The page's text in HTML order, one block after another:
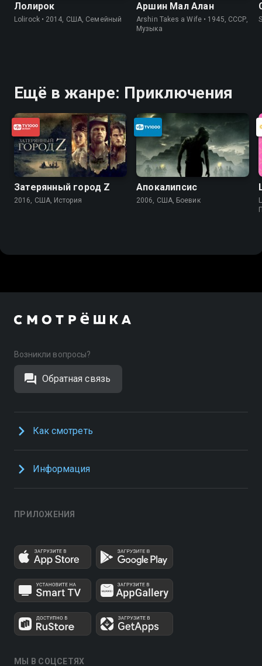
Лолирок
Lolirock • 2014, США, Cемейный
Аршин Мал Алан
Arshin Takes a Wife • 1945, СССР,
Музыка
Ещё в жанре: Приключения
Затерянный город Z
2016, США, История
Апокалипсис
2006, США, Боевик
Возникли вопросы?
Обратная связь
Как смотреть
Информация
ПРИЛОЖЕНИЯ
МЫ В СОЦСЕТЯХ